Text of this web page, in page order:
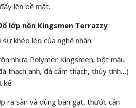
lên bề mặt.
lớp nền Kingsmen Terrazzy
khéo léo của nghệ nhân:
nhựa Polymer Kingsmen, bột màu
thạch anh, đá cẩm thạch, thủy tinh…)
kế.
ra sàn và dùng bàn gạt, thước cán